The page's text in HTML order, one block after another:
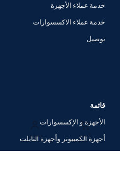
خدمة عملاء الأجهزة
خدمة عملاء الاكسسوارات
توصيل
قائمة
الأجهزة و الإكسسوارات
أجهزة الكمبيوتر وأجهزة التابلت
السلة حسابي